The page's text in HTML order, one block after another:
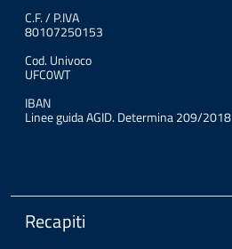
C.F. / P.IVA
80107250153
Cod. Univoco
UFC0WT
IBAN
Linee guida AGID. Determina 209/2018
Recapiti